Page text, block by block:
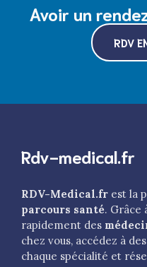
Avoir un
RDV
Rdv-medical.fr
RDV-Medical.fr est la
parcours santé. Grâce
rapidement des
chez vous, accédez à des
chaque spécialité et